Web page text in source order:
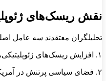
نقش ریسک‌های
تحلیلگران معتقدند سه عامل
۱. افزایش ریسک‌های ژئوپلیتیکی،
۲. فضای سیاسی پرتنش در آمریکا،